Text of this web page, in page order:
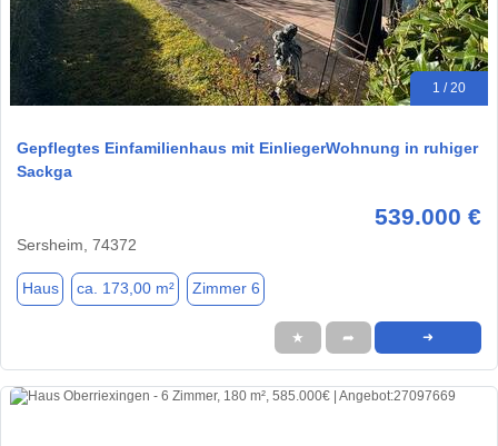
1 / 20
Gepflegtes Einfamilienhaus mit EinliegerWohnung in ruhiger
Sackga
539.000 €
Sersheim, 74372
Haus ca. 173,00 m² Zimmer 6
★ ➦ ➜